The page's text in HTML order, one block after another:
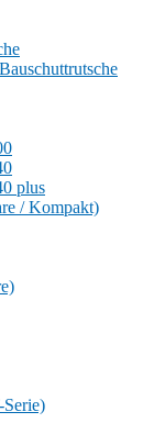
plus
/ Kompakt)